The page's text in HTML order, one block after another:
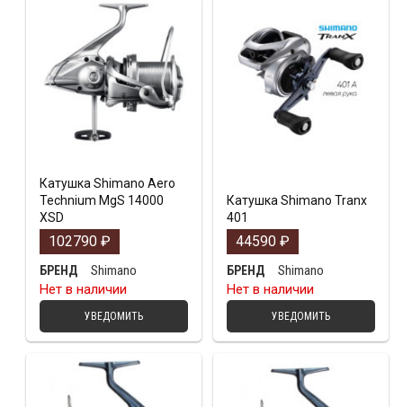
Катушка Shimano Aero
Technium MgS 14000
XSD
102790 ₽
БРЕНД
Shimano
Нет в наличии
УВЕДОМИТЬ
Катушка Shimano Tranx
401
44590 ₽
БРЕНД
Shimano
Нет в наличии
УВЕДОМИТЬ